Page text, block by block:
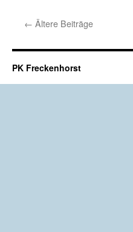
← Ältere Beiträge
PK Freckenhorst